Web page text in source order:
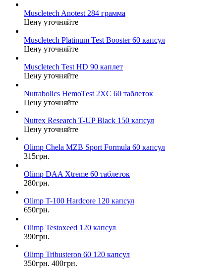
Muscletech Anotest 284 грамма
Цену уточняйте
Muscletech Platinum Test Booster 60 капсул
Цену уточняйте
Muscletech Test HD 90 каплет
Цену уточняйте
Nutrabolics HemoTest 2XC 60 таблеток
Цену уточняйте
Nutrex Research T-UP Black 150 капсул
Цену уточняйте
Olimp Chela MZB Sport Formula 60 капсул
315грн.
Olimp DAA Xtreme 60 таблеток
280грн.
Olimp T-100 Hardcore 120 капсул
650грн.
Olimp Testoxeed 120 капсул
390грн.
Olimp Tribusteron 60 120 капсул
350грн. 400грн.